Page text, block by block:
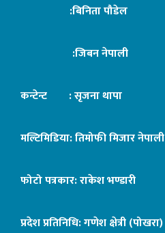
:बिनिता पौडेल
:जिबन नेपाली
कन्टेन्ट : सृजना थापा
मल्टिमिडिया: तिमोफी मिजार नेपाली
फोटो पत्रकार: राकेश भण्डारी
प्रदेश प्रतिनिधि: गणेश क्षेत्री (पोखरा)